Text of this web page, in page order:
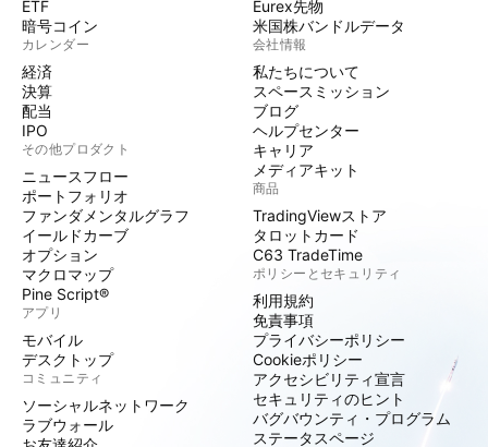
ETF
暗号コイン
カレンダー
経済
決算
配当
IPO
その他プロダクト
ニュースフロー
ポートフォリオ
ファンダメンタルグラフ
イールドカーブ
オプション
マクロマップ
Pine Script®
アプリ
モバイル
デスクトップ
コミュニティ
ソーシャルネットワーク
ラブウォール
Eurex先物
米国株バンドルデータ
会社情報
私たちについて
スペースミッション
ブログ
ヘルプセンター
キャリア
メディアキット
商品
TradingViewストア
タロットカード
C63 TradeTime
ポリシーとセキュリティ
利用規約
免責事項
プライバシーポリシー
Cookieポリシー
アクセシビリティ宣言
セキュリティのヒント
バグバウンティ・プログラム
ステータスページ